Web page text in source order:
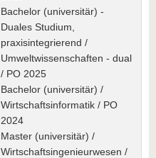
Bachelor (universitär) -
Duales Studium,
praxisintegrierend /
Umweltwissenschaften - dual
/ PO 2025
Bachelor (universitär) /
Wirtschaftsinformatik / PO
2024
Master (universitär) /
Wirtschaftsingenieurwesen /